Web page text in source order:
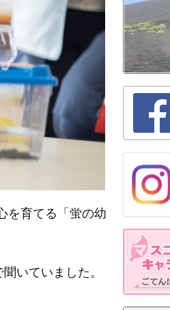
を育てる「蛍の幼
いていました。